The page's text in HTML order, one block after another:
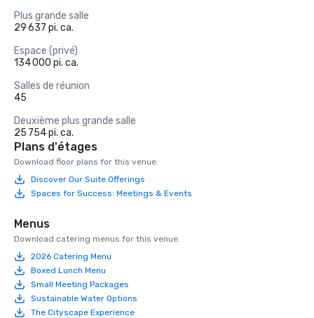
Plus grande salle
29 637 pi. ca.
Espace (privé)
134 000 pi. ca.
Salles de réunion
45
Deuxième plus grande salle
25 754 pi. ca.
Plans d'étages
Download floor plans for this venue.
Discover Our Suite Offerings
Spaces for Success: Meetings & Events
Menus
Download catering menus for this venue.
2026 Catering Menu
Boxed Lunch Menu
Small Meeting Packages
Sustainable Water Options
The Cityscape Experience